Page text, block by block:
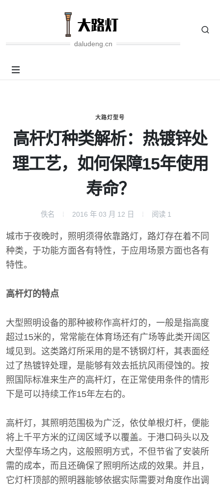
daludeng.cn
大路灯型号
高杆灯种类解析：热镀锌处
理工艺，如何保障15年使用
寿命？
佚名 2016 年 03 月 12 日 阅读 1
城市于夜晚时，照明须得依靠路灯，路灯存在着不同
种类，于功能方面各有特性，于应用场景方面也各有
特性。
高杆灯的特点
大型照明设备的那种被称作高杆灯的，一般是指高度
超过15米的，常常能在体育场还有广场等此类开阔区
域见到。这类路灯所采用的是不锈钢灯杆，其表面经
过了热镀锌处理，是能够有效去抵抗风雨侵蚀的。按
照国际标准来生产的高杆灯，在正常使用条件的情形
下是可以持续工作15年左右的。
高杆灯，其照明范围极为广泛，依仗单根灯杆，便能
将上千平方米的辽阔区域予以覆盖。于港口码头以及
大型停车场之内，这般照明方式，不但节省了安装所
需的成本，而且还确保了照明所达成的效果。并且，
它灯杆顶部的照明器能够依据实际需要对角度作出调